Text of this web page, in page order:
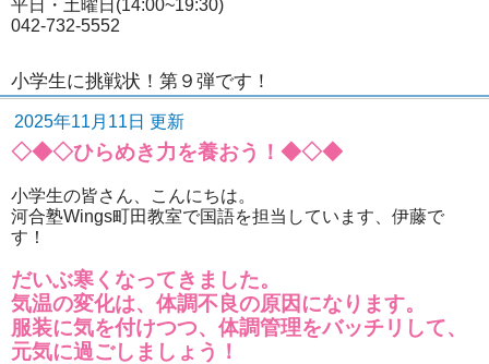
平日・土曜日(14:00~19:30)
042-732-5552
小学生に挑戦状！第９弾です！
2025年11月11日 更新
◇◆◇ひらめき力を養おう！◆◇◆
小学生の皆さん、こんにちは。
河合塾Wings町田教室で国語を担当しています、伊藤で
す！
だいぶ寒くなってきました。
気温の変化は、体調不良の原因になります。
服装に気を付けつつ、体調管理をバッチリして、
元気に過ごしましょう！